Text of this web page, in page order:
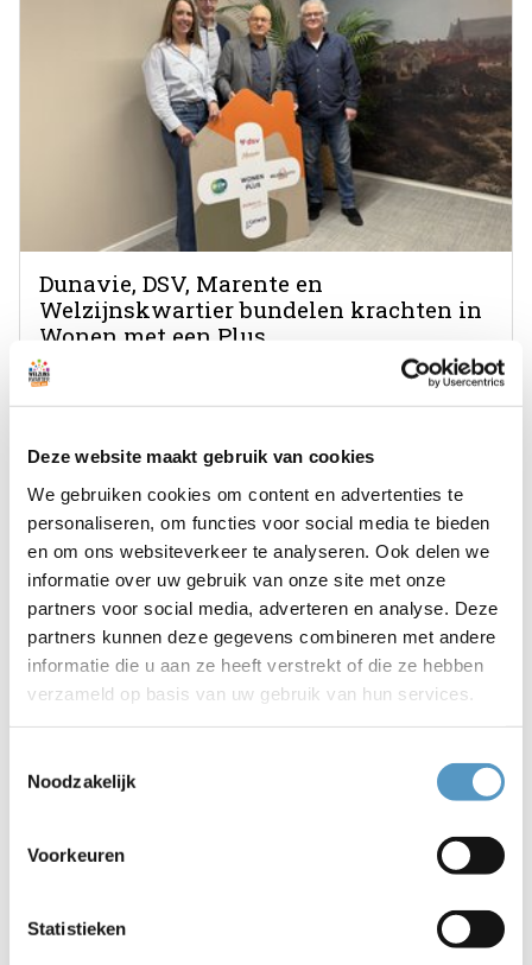
Deze website maakt gebruik van cookies
We gebruiken cookies om content en advertenties te
personaliseren, om functies voor social media te bieden
en om ons websiteverkeer te analyseren. Ook delen we
informatie over uw gebruik van onze site met onze
partners voor social media, adverteren en analyse. Deze
partners kunnen deze gegevens combineren met andere
informatie die u aan ze heeft verstrekt of die ze hebben
verzameld op basis van uw gebruik van hun services.
Noodzakelijk
Voorkeuren
Statistieken
Dunavie, DSV, Marente en
Welzijnskwartier bundelen krachten in
Wonen met een Plus
WoonWijzer nu in de bibliotheek of bij u
in de buurt!